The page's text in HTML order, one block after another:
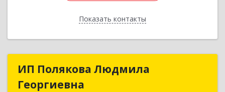
Показать контакты
Назад
ИП Полякова Людмила
Георгиевна
ИП Полякова Людмила